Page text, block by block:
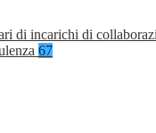
di incarichi di
67